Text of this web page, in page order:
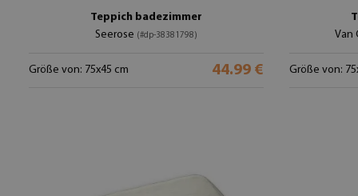
Teppich badezimmer
Seerose (#dp-38381798)
Größe von: 75x45 cm 44.99 €
Van
Größe von: